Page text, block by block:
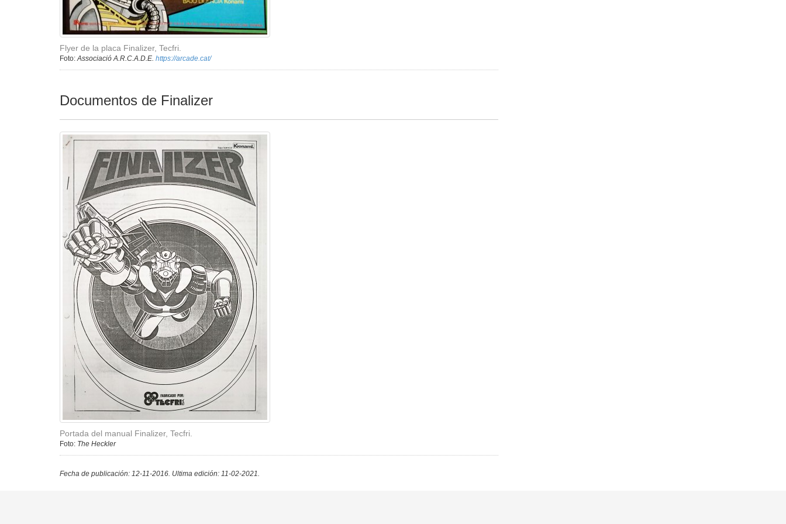
Flyer de la placa Finalizer, Tecfri.
Foto:Associació A.R.C.A.D.E. https://arcade.cat/
Documentos de Finalizer
Portada del manual Finalizer, Tecfri.
Foto: The Heckler
Fecha de publicación: 12-11-2016. Ultima edición: 11-02-2021.